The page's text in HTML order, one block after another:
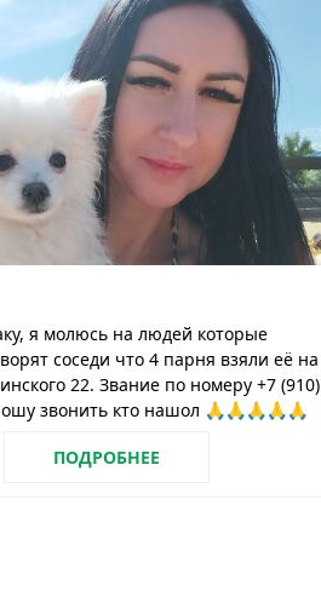
я молюсь на людей которые
соседи что 4 парня взяли её на
22. Звание по номеру +7 (910)
звонить кто нашол 🙏🙏🙏🙏🙏
ПОДРОБНЕЕ